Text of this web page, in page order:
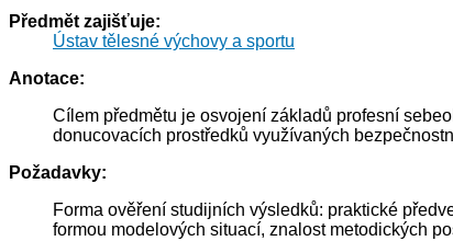
Předmět zajišťuje:
Ústav tělesné výchovy a sportu
Anotace:
Cílem předmětu je osvojení základů profesní
donucovacích prostředků využívaných
Požadavky:
Forma ověření studijních výsledků: praktické
formou modelových situací, znalost metodických